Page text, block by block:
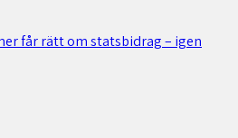
får rätt om statsbidrag – igen